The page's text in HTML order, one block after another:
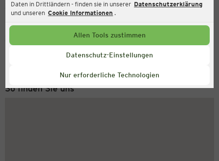
Daten in Drittländern - finden sie in unserer Datenschutzerklärung
und unseren Cookie Informationen .
Allen Tools zustimmen
Datenschutz-Einstellungen
Nur erforderliche Technologien
Aktuell:
Geschlossen
Service Hotline
+49 (0) 2546 / 98 999 98
So finden Sie uns